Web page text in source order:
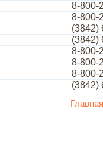
8-800-
8-800-
(3842)
(3842)
8-800-
8-800-
8-800-
(3842)
Главная